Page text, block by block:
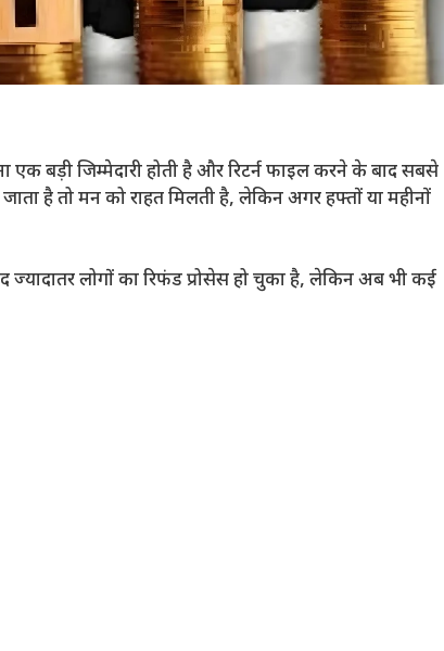
बड़ी जिम्मेदारी होती है और रिटर्न फाइल करने के बाद सबसे
है तो मन को राहत मिलती है, लेकिन अगर हफ्तों या महीनों
लोगों का रिफंड प्रोसेस हो चुका है, लेकिन अब भी कई